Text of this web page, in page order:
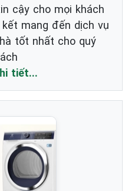
cậy cho mọi khách
mang đến dịch vụ
tốt nhất cho quý
tiết...